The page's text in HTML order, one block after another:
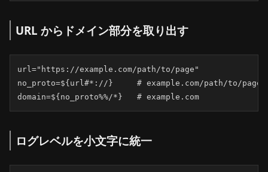
URL からドメイン部分を取り出す
url="https://example.com/path/to/page"
no_proto=${url#*://}     # example.com/path/to/page
domain=${no_proto%%/*}   # example.com
ログレベルを小文字に統一